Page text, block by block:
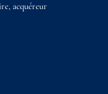
acquéreur